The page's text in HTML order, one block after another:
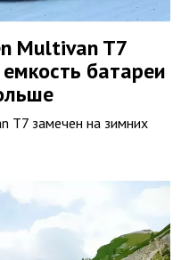
Multivan T7
батареи
T7 замечен на зимних